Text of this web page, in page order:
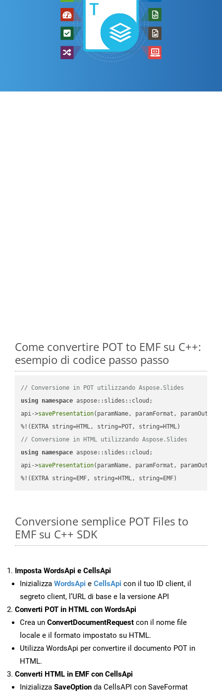
Come convertire POT to EMF su C++:
esempio di codice passo passo
// Conversione in POT utilizzando Aspose.Slides
using namespace aspose::slides::cloud;
api->savePresentation(paramName, paramFormat,
// Conversione in HTML utilizzando Aspose.Slides
using namespace aspose::slides::cloud;
api->savePresentation(paramName, paramFormat,
%!(EXTRA string=EMF, string=HTML, string=EMF)
Conversione semplice POT Files to
EMF su C++ SDK
Imposta WordsApi e CellsApi
Inizializza WordsApi e CellsApi con il tuo ID client, il
segreto client, l’URL di base e la versione API
Converti POT in HTML con WordsApi
Crea un ConvertDocumentRequest con il nome file
locale e il formato impostato su HTML.
Utilizza WordsApi per convertire il documento POT in
HTML.
Converti HTML in EMF con CellsApi
Inizializza SaveOption da CellsAPI con SaveFormat